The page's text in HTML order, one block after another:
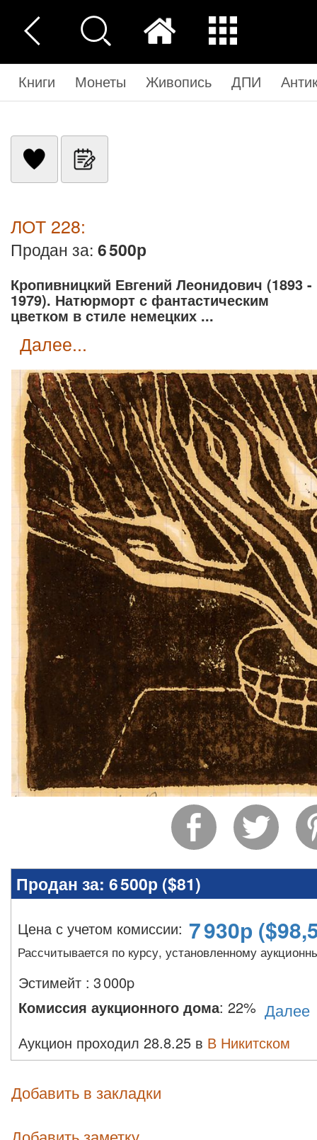
Книги Монеты Живопись ДПИ
ЛОТ 228:
Продан за: 6 500р
Кропивницкий Евгений Леонидович (1893 -
1979). Натюрморт с фантастическим
цветком в стиле немецких ...
далее...
Продан за: 6 500р ($81)
Цена с учетом комиссии: 7 930р (
Рассчитывается по курсу, установленному
Эстимейт : 3 000p
Комиссия аукционного дома: 22% Далее
Аукцион проходил 28.8.25 в В Никитском
Добавить в закладки